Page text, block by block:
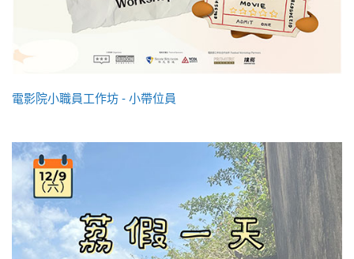
電影院小職員工作坊 - 小帶位員